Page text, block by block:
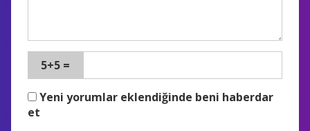
5+5 =
Yeni yorumlar eklendiğinde beni haberdar
et